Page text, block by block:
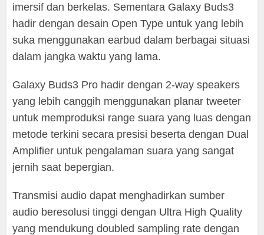
imersif dan berkelas. Sementara Galaxy Buds3
hadir dengan desain Open Type untuk yang lebih
suka menggunakan earbud dalam berbagai situasi
dalam jangka waktu yang lama.
Galaxy Buds3 Pro hadir dengan 2-way speakers
yang lebih canggih menggunakan planar tweeter
untuk memproduksi range suara yang luas dengan
metode terkini secara presisi beserta dengan Dual
Amplifier untuk pengalaman suara yang sangat
jernih saat bepergian.
Transmisi audio dapat menghadirkan sumber
audio beresolusi tinggi dengan Ultra High Quality
yang mendukung doubled sampling rate dengan